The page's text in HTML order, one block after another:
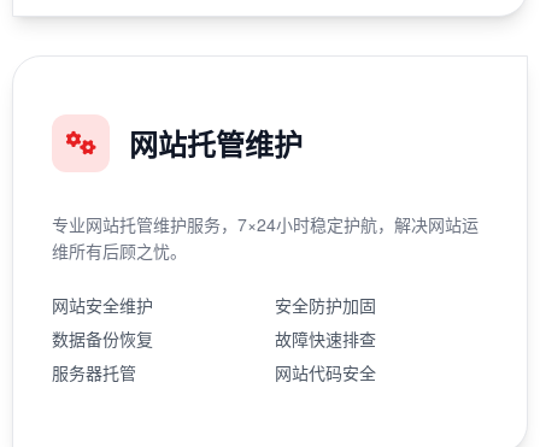
网站托管维护
专业网站托管维护服务，7×24小时稳定护航，解决网站运
维所有后顾之忧。
网站安全维护
安全防护加固
数据备份恢复
故障快速排查
服务器托管
网站代码安全